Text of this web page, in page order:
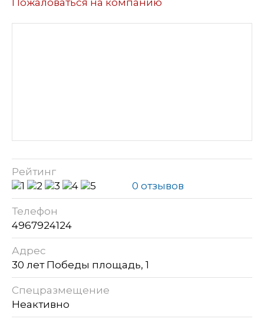
Пожаловаться на компанию
Рейтинг
0 отзывов
Телефон
4967924124
Адрес
30 лет Победы площадь, 1
Спецразмещение
Неактивно